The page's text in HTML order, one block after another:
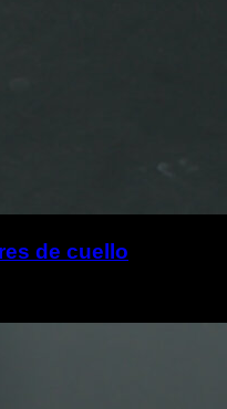
de cuello